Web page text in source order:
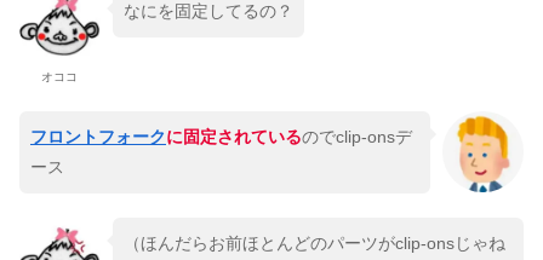
オココ
なにを固定してるの？
フロントフォークに固定されているのでclip-onsデ
ース
（ほんだらお前ほとんどのパーツがclip-onsじゃね